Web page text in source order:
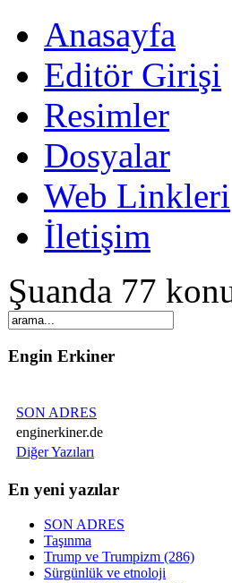
Anasayfa
Editör Girişi
Resimler
Dosyalar
Web Linkleri
İletişim
Şuanda 77
Engin Erkiner
SON ADRES
enginerkiner.de
Diğer Yazıları
En yeni yazılar
SON ADRES
Taşınma
Trump ve Trumpizm (286)
Sürgünlük ve etnoloji